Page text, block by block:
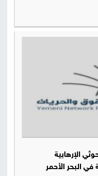
الإرهابية
البحر الأحمر